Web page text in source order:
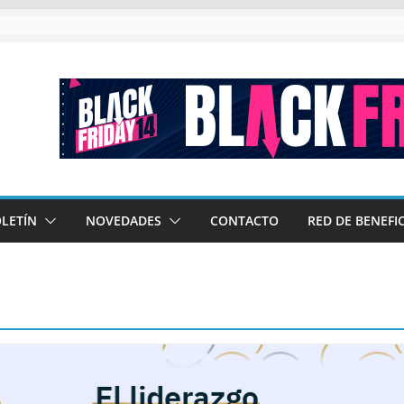
Programas Ejecutivos de CAME
5,9% más de turistas que el año pasado con un impacto
NOVEDADES CONTACTO RED DE